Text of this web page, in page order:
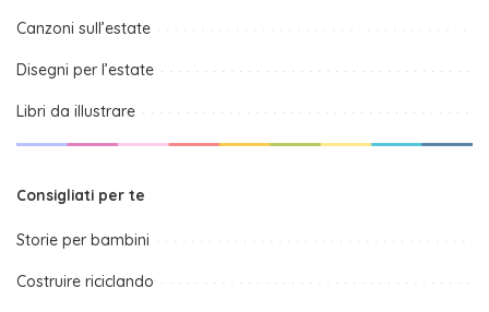
Canzoni sull’estate
Disegni per l’estate
Libri da illustrare
Consigliati per te
Storie per bambini
Costruire riciclando